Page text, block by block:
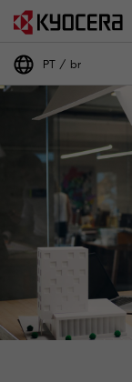
PT br